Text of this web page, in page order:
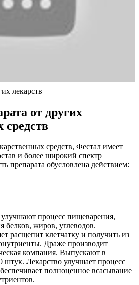
лекарств
от других
средств
средств, Фестал имеет
и более широкий спектр
препарата обусловлена действием:
процесс пищеварения,
белков, жиров, углеводов.
расщепит клетчатку и получить из
Драже производит
компания. Выпускают в
штук. Лекарство улучшает процесс
полноценное всасывание